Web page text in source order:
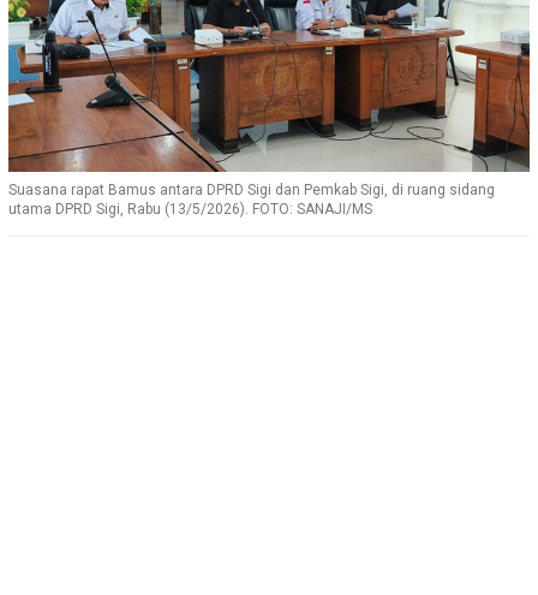
Suasana rapat Bamus antara DPRD Sigi dan Pemkab Sigi, di ruang sidang
utama DPRD Sigi, Rabu (13/5/2026). FOTO: SANAJI/MS